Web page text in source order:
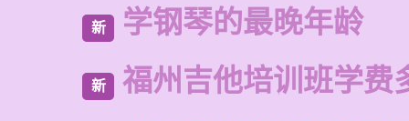
新 学钢琴的最晚年龄
新 福州吉他培训班学费